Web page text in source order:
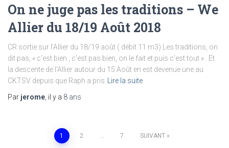
On ne juge pas les traditions – We
Allier du 18/19 Août 2018
CR sortie sur l’Allier du 18/19 août ( débit 11 m3) Les traditions, on
dit pas, « c’est bien , c’est pas bien, on le fait et puis c’est tout » . Et
la descente de l’Allier autour du 15 Août en est devenue une au
CKTSV depuis que Raph a pris
Lire la suite
Par jerome , il y a 8 ans
Pagination
1 2 … 7 SUIVANT